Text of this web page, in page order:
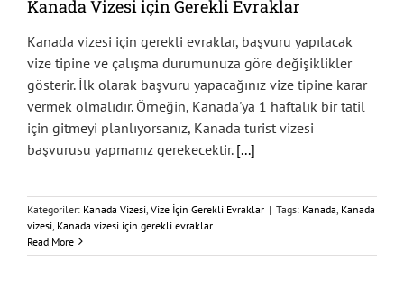
Kanada Vizesi için Gerekli Evraklar
Kanada vizesi için gerekli evraklar, başvuru yapılacak
vize tipine ve çalışma durumunuza göre değişiklikler
gösterir. İlk olarak başvuru yapacağınız vize tipine karar
vermek olmalıdır. Örneğin, Kanada'ya 1 haftalık bir tatil
için gitmeyi planlıyorsanız, Kanada turist vizesi
başvurusu yapmanız gerekecektir. [...]
Kategoriler: Kanada Vizesi Vize İçin Gerekli Evraklar | Tags: Kanada Kanada
vizesi Kanada vizesi için gerekli evraklar
Read More